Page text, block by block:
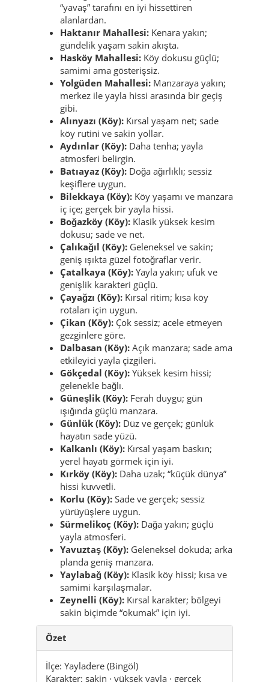
Merkez Mahallesi:Yayladere’nin kalbi;
kısa mesafeler, sakin gündelik ritim.
Akçadamlar Mahallesi:Küçük ve sessiz;
köy yakınlığı hissi verir.
Conag Mahallesi:Çok sakin; ilçenin
“yavaş” tarafını en iyi hissettiren
alanlardan.
Haktanır Mahallesi: Kenara yakın;
gündelik yaşam sakin akışta.
Hasköy Mahallesi:Köy dokusu güçlü;
samimi ama gösterişsiz.
Yolgüden Mahallesi: Manzaraya yakın;
merkez ile yayla hissi arasında bir geçiş
gibi.
Alınyazı (Köy):Kırsal yaşam net; sade
köy rutini ve sakin yollar.
Aydınlar (Köy): Daha tenha; yayla
atmosferi belirgin.
Batıayaz (Köy): Doğa ağırlıklı; sessiz
keşiflere uygun.
Bilekkaya (Köy): Köy yaşamı ve manzara
iç içe; gerçek bir yayla hissi.
Boğazköy (Köy): Klasik yüksek kesim
dokusu; sade ve net.
Çalıkağıl (Köy):Geleneksel ve sakin;
geniş ışıkta güzel fotoğraflar verir.
Çatalkaya (Köy):
genişlik karakteri güçlü.
Çayağzı (Köy): Kırsal ritim; kısa köy
rotaları için uygun.
Çikan (Köy):Çok sessiz; acele etmeyen
gezginlere göre.
Dalbasan (Köy):Açık manzara; sade ama
etkileyici yayla çizgileri.
Gökçedal (Köy):Yüksek kesim hissi;
gelenekle bağlı.
Güneşlik (Köy):Ferah duygu; gün
ışığında güçlü manzara.
Günlük (Köy):
hayatın sade yüzü.
Kalkanlı (Köy):Kırsal yaşam baskın;
yerel hayatı görmek için iyi.
Kırköy (Köy):Daha uzak; “küçük dünya”
hissi kuvvetli.
Korlu (Köy): Sade ve gerçek; sessiz
yürüyüşlere uygun.
Sürmelikoç (Köy):Dağa yakın; güçlü
yayla atmosferi.
Yavuztaş (Köy):Geleneksel dokuda; arka
planda geniş manzara.
Yaylabağ (Köy):
samimi karşılaşmalar.
Zeynelli (Köy):Kırsal karakter; bölgeyi
sakin biçimde “okumak” için iyi.